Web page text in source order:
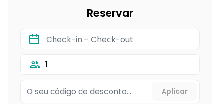
Reservar
1